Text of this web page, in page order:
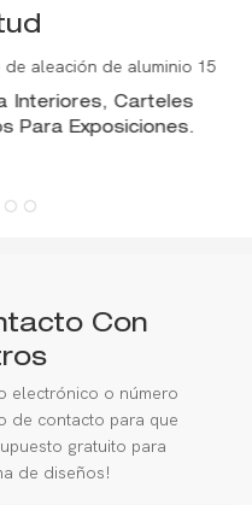
Interiores, Carteles
Para Exposiciones.
Con
electrónico o número
de contacto para que
gratuito para
de diseños!